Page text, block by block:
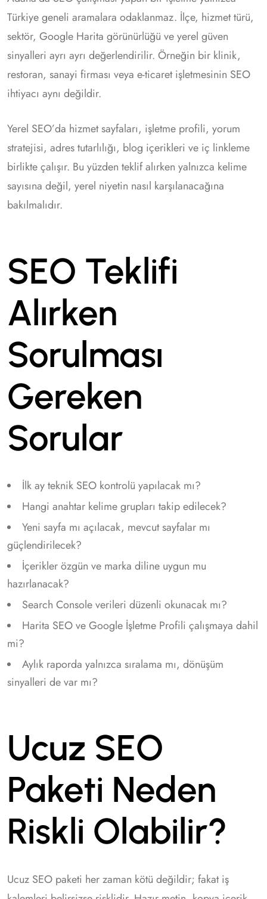
Türkiye geneli aramalara odaklanmaz. İlçe, hizmet türü,
sektör, Google Harita görünürlüğü ve yerel güven
sinyalleri ayrı ayrı değerlendirilir. Örneğin bir klinik,
restoran, sanayi firması veya e-ticaret işletmesinin SEO
ihtiyacı aynı değildir.
Yerel SEO’da hizmet sayfaları, işletme profili, yorum
stratejisi, adres tutarlılığı, blog içerikleri ve iç linkleme
birlikte çalışır. Bu yüzden teklif alırken yalnızca kelime
sayısına değil, yerel niyetin nasıl karşılanacağına
bakılmalıdır.
SEO Teklifi
Alırken
Sorulması
Gereken
Sorular
İlk ay teknik SEO kontrolü yapılacak mı?
Hangi anahtar kelime grupları takip edilecek?
Yeni sayfa mı açılacak, mevcut sayfalar mı
güçlendirilecek?
İçerikler özgün ve marka diline uygun mu
hazırlanacak?
Search Console verileri düzenli okunacak mı?
Harita SEO ve Google İşletme Profili çalışmaya dahil
mi?
Aylık raporda yalnızca sıralama mı, dönüşüm
sinyalleri de var mı?
Ucuz SEO
Paketi Neden
Riskli Olabilir?
Ucuz SEO paketi her zaman kötü değildir; fakat iş